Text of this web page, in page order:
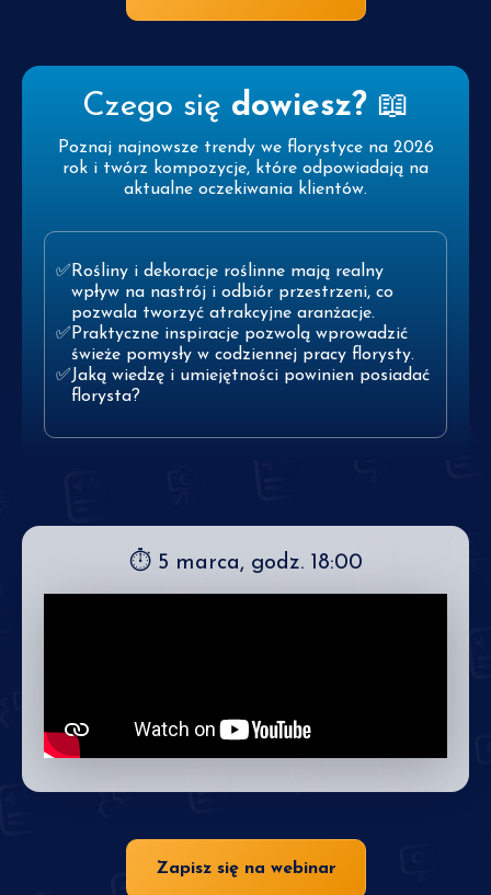
Czego się dowiesz?📖
Poznaj najnowsze trendy we florystyce na 2026
rok i twórz kompozycje, które odpowiadają na
aktualne oczekiwania klientów.
Rośliny i dekoracje roślinne mają realny
wpływ na nastrój i odbiór przestrzeni, co
pozwala tworzyć atrakcyjne aranżacje.
Praktyczne inspiracje pozwolą wprowadzić
świeże pomysły w codziennej pracy florysty.
Jaką wiedzę i umiejętności powinien posiadać
florysta?
⏱ 5 marca, godz. 18:00
Zapisz się na webinar